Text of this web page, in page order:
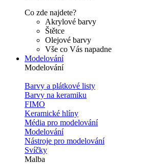
Co zde najdete?
Akrylové barvy
Štětce
Olejové barvy
Vše co Vás napadne
Modelování
Modelování
Barvy a plátkové listy
Barvy na keramiku
FIMO
Keramické hlíny
Média pro modelování
Modelování
Nástroje pro modelování
Svíčky
Malba